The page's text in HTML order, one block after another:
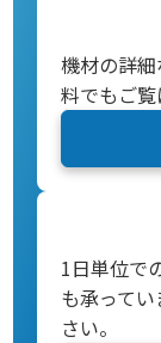
機材の詳
料でもご覧
1日単位で
も承って
さい。